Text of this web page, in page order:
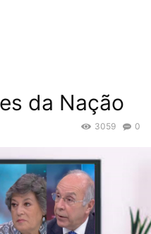
da Nação
0
3059